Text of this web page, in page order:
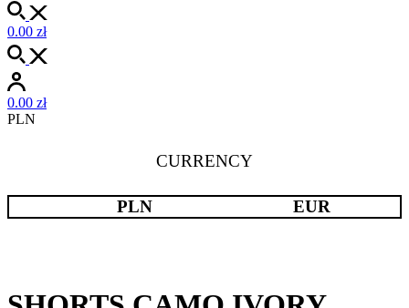
0.00 zł
0.00 zł
PLN
CURRENCY
PLN EUR